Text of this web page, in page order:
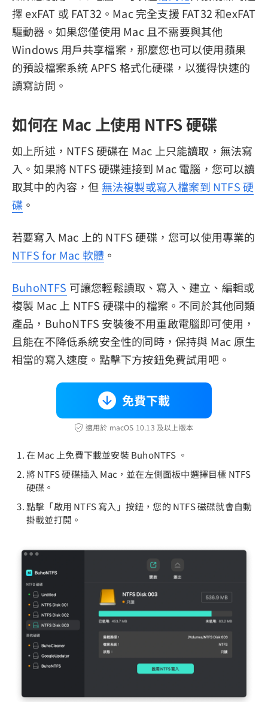
擇 exFAT 或 FAT32。Mac 完全支援 FAT32 和exFAT
驅動器。如果您僅使用 Mac 且不需要與其他
Windows 用戶共享檔案，那麼您也可以使用蘋果
的預設檔案系統 APFS 格式化硬碟，以獲得快速的
讀寫訪問。
如何在 Mac 上使用 NTFS 硬碟
如上所述，NTFS 硬碟在 Mac 上只能讀取，無法寫
入。如果將 NTFS 硬碟連接到 Mac 電腦，您可以讀
取其中的內容，但 無法複製或寫入檔案到 NTFS 硬
碟 。
若要寫入 Mac 上的 NTFS 硬碟，您可以使用專業的
NTFS for Mac 軟體 。
BuhoNTFS 可讓您輕鬆讀取、寫入、建立、編輯或
複製 Mac 上 NTFS 硬碟中的檔案。不同於其他同類
產品，BuhoNTFS 安裝後不用重啟電腦即可使用，
且能在不降低系統安全性的同時，保持與 Mac 原生
相當的寫入速度。點擊下方按鈕免費試用吧。
免費下載
適用於 macOS 10.13 及以上版本
在 Mac 上免費下載並安裝 BuhoNTFS 。
將 NTFS 硬碟插入 Mac，並在左側面板中選擇目標 NTFS
硬碟。
點擊「啟用 NTFS 寫入」按鈕，您的 NTFS 磁碟就會自動
掛載並打開。